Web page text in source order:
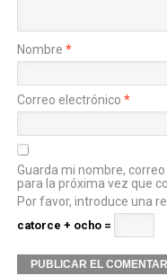
Nombre *
Correo electrónico *
Guarda mi nombre,
para la próxima vez que
Por favor, introduce una
catorce + ocho =